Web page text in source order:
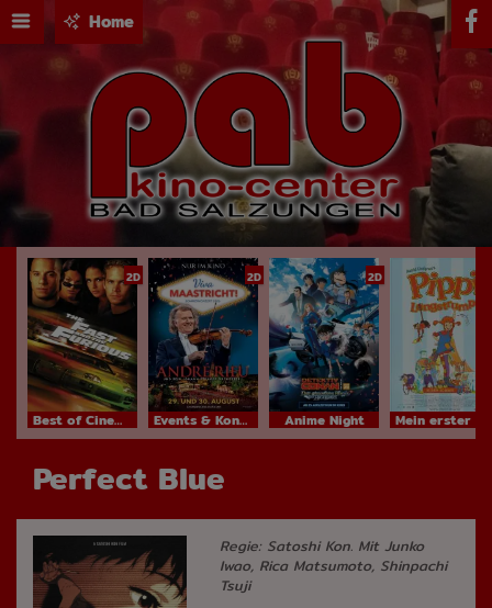
Home
2D
Best of Cinema
2D
Events & Konzerte
2D
Anime Night
Perfect Blue
Regie: Satoshi Kon. Mit Junko
Iwao, Rica Matsumoto, Shinpachi
Tsuji